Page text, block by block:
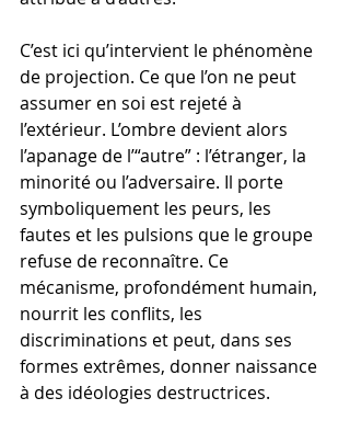
C’est ici qu’intervient le phénomène
de projection. Ce que l’on ne peut
assumer en soi est rejeté à
l’extérieur. L’ombre devient alors
l’apanage de l’“autre” : l’étranger, la
minorité ou l’adversaire. Il porte
symboliquement les peurs, les
fautes et les pulsions que le groupe
refuse de reconnaître. Ce
mécanisme, profondément humain,
nourrit les conflits, les
discriminations et peut, dans ses
formes extrêmes, donner naissance
à des idéologies destructrices.